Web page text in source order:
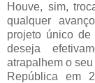
Houve, sim,
qualquer
projeto único
deseja
atrapalhem o
República em